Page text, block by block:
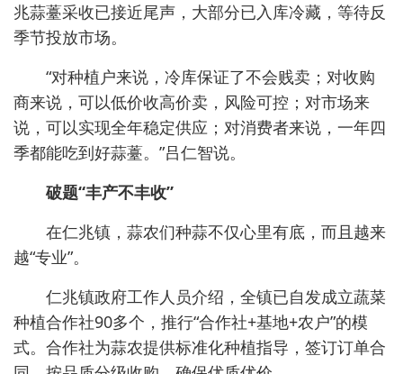
兆蒜薹采收已接近尾声，大部分已入库冷藏，等待反
季节投放市场。
“对种植户来说，冷库保证了不会贱卖；对收购
商来说，可以低价收高价卖，风险可控；对市场来
说，可以实现全年稳定供应；对消费者来说，一年四
季都能吃到好蒜薹。”吕仁智说。
破题“丰产不丰收”
在仁兆镇，蒜农们种蒜不仅心里有底，而且越来
越“专业”。
仁兆镇政府工作人员介绍，全镇已自发成立蔬菜
种植合作社90多个，推行“合作社+基地+农户”的模
式。合作社为蒜农提供标准化种植指导，签订订单合